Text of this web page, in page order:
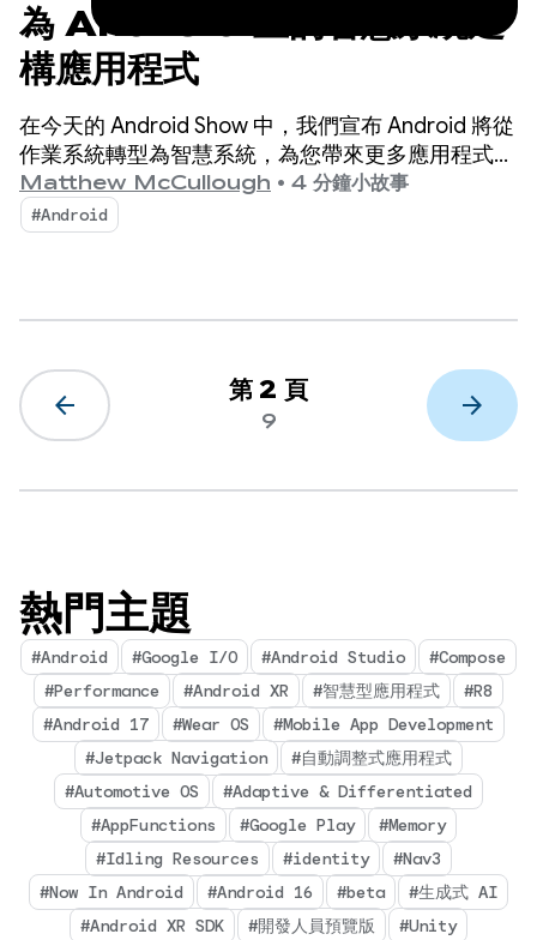
為 Android 上的智慧系統建
構應用程式
在今天的 Android Show 中，我們宣布 Android 將從
作業系統轉型為智慧系統，為您帶來更多應用程式互
動商機。
Matthew McCullough • 4 分鐘小故事
#Android
arrow_back 第 2 頁
9 arrow_forward
熱門主題
#Android #Google I/O #Android Studio
#Compose
#Performance
#Android XR #智慧型應用程式
#R8
#Android 17
#Wear OS
#Mobile App Development
#Jetpack Navigation
#自動調整式應用程式
#Automotive OS
#Adaptive & Differentiated
#AppFunctions
#Google Play
#Memory
#Idling Resources
#identity
#Nav3
#Now In Android
#Android 16 #beta
#生成式 AI
#Android XR SDK
#開發人員預覽版
#Unity